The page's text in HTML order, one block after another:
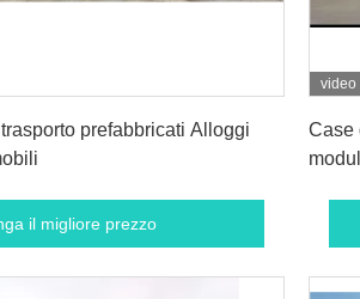
prefabbricati Alloggi
il migliore prezzo
video
Case